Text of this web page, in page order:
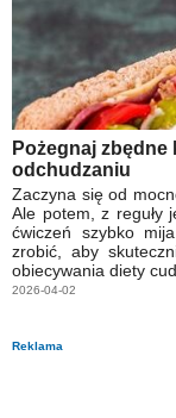
Pożegnaj
odchudzaniu
Zaczyna się od
Ale potem, z reguły
ćwiczeń szybko
zrobić, aby
obiecywania diety
2026-04-02
Reklama